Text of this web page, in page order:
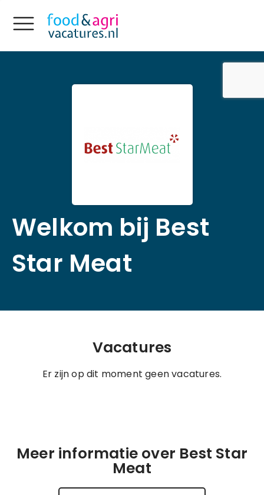
Welkom bij Best
Star Meat
Vacatures
Er zijn op dit moment geen vacatures.
Meer informatie over Best Star
Meat